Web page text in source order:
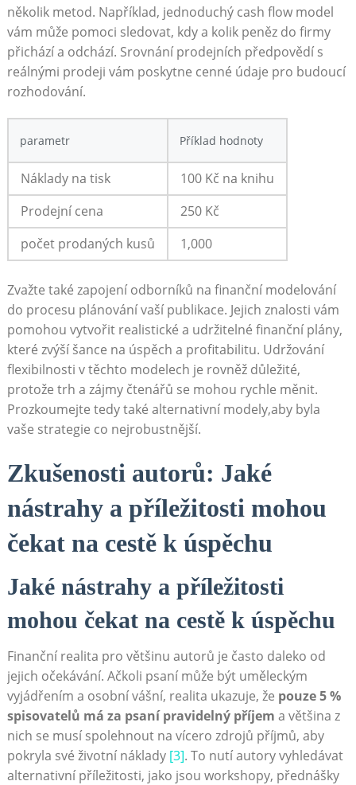
několik metod. Například, jednoduchý cash flow model
vám může pomoci sledovat, kdy a kolik peněz do firmy
přichází a odchází. Srovnání prodejních předpovědí s
reálnými prodeji vám poskytne cenné údaje pro budoucí
rozhodování.
parametr Příklad hodnoty
Náklady na tisk
100 Kč na knihu
Prodejní cena
250 Kč
počet prodaných kusů
1,000
Zvažte také zapojení odborníků na finanční modelování
do procesu plánování vaší publikace. Jejich znalosti vám
pomohou vytvořit realistické a udržitelné finanční plány,
které zvýší šance na úspěch a profitabilitu. Udržování
flexibilnosti v těchto modelech je rovněž důležité,
protože trh a zájmy čtenářů se mohou rychle měnit.
Prozkoumejte tedy také alternativní modely,aby byla
vaše strategie co nejrobustnější.
Zkušenosti autorů: Jaké
nástrahy a příležitosti mohou
čekat na cestě k úspěchu
Jaké nástrahy a příležitosti
mohou čekat na cestě k úspěchu
Finanční realita pro většinu autorů je často daleko od
jejich očekávání. Ačkoli psaní může být uměleckým
vyjádřením a osobní vášní, realita ukazuje, že pouze 5 %
spisovatelů má za psaní pravidelný příjem a většina z
nich se musí spolehnout na vícero zdrojů příjmů, aby
pokryla své životní náklady [3]. To nutí autory vyhledávat
alternativní příležitosti, jako jsou workshopy, přednášky